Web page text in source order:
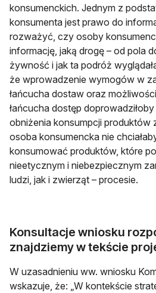
konsumenckich. Jednym z
konsumenta jest prawo do
rozważyć, czy osoby
informację, jaką drogę – od pola
żywność i jak ta podróż
że wprowadzenie wymogów w
łańcucha dostaw oraz
łańcucha dostęp
obniżenia konsumpcji produktów
osoba konsumencka nie
konsumować produktów, które
nieetycznym i niebezpiecznym
ludzi, jak i zwierząt – procesie.
Konsultacje wniosku
znajdziemy w tekście
W uzasadnieniu ww. wniosku
wskazuje, że: „W kontekście